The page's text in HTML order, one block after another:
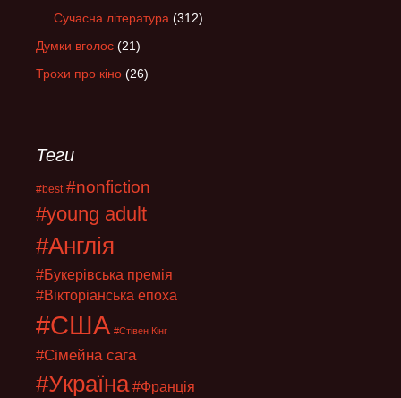
Сучасна література (312)
Думки вголос (21)
Трохи про кіно (26)
Теги
#best #nonfiction
#young adult
#Англія
#Букерівська премія
#Вікторіанська епоха
#США #Стівен Кінг
#Сімейна сага
#Україна #Франція